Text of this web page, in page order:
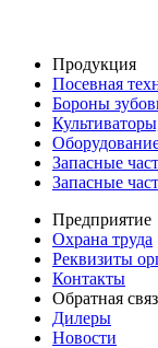
Продукция
Посевная
Бороны
Запасные
Запасные
Предприятие
Охрана труда
Реквизиты
Контакты
Обратная
Дилеры
Новости